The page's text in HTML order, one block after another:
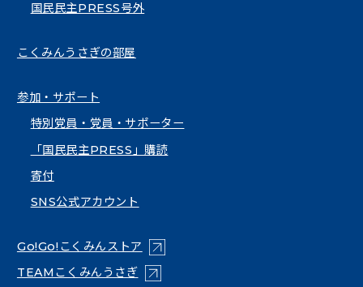
国民民主PRESS号外
こくみんうさぎの部屋
参加・サポート
特別党員・党員・サポーター
「国民民主PRESS」購読
寄付
SNS公式アカウント
Go!Go!こくみんストア （新しいタブで開く）
TEAMこくみんうさぎ（新しいタブで開く）